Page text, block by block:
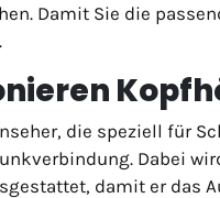
Damit Sie die
die speziell für
Dabei
damit er das